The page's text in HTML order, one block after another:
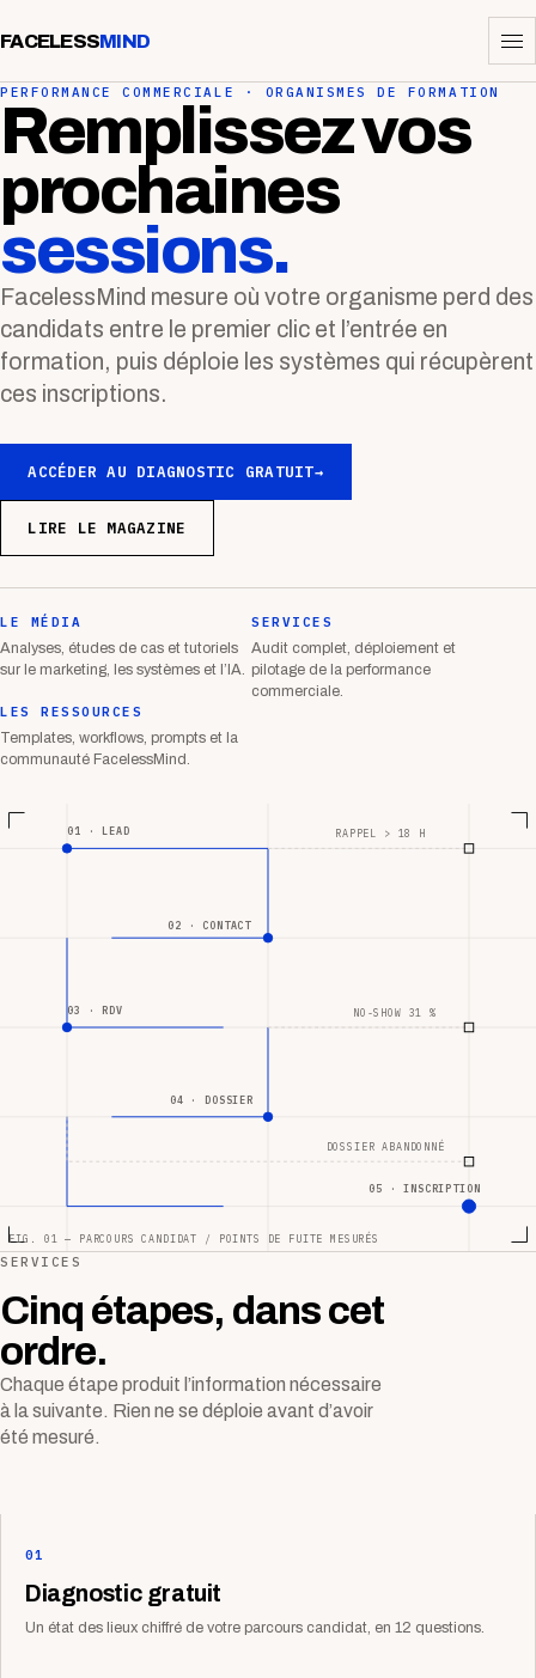
FACELESSMIND
PERFORMANCE COMMERCIALE · ORGANISMES DE FORMATION
Remplissez vos
prochaines
sessions.
FacelessMind mesure où votre organisme perd des
candidats entre le premier clic et l’entrée en
formation, puis déploie les systèmes qui récupèrent
ces inscriptions.
ACCÉDER AU DIAGNOSTIC GRATUIT→
LIRE LE MAGAZINE
LE MÉDIA
Analyses, études de cas et tutoriels
sur le marketing, les systèmes et l’IA.
SERVICES
Audit complet, déploiement et
pilotage de la performance
commerciale.
LES RESSOURCES
Templates, workflows, prompts et la
communauté FacelessMind.
01 · LEAD
02 · CONTACT
03 · RDV
04 · DOSSIER
05 · INSCRIPTION
RAPPEL > 18 H
NO-SHOW 31 %
DOSSIER ABANDONNÉ
FIG. 01 — PARCOURS CANDIDAT / POINTS DE FUITE MESURÉS
SERVICES
Cinq étapes, dans cet
ordre.
Chaque étape produit l’information nécessaire
à la suivante. Rien ne se déploie avant d’avoir
été mesuré.
01
Diagnostic gratuit
Un état des lieux chiffré de votre parcours candidat, en 12 questions.